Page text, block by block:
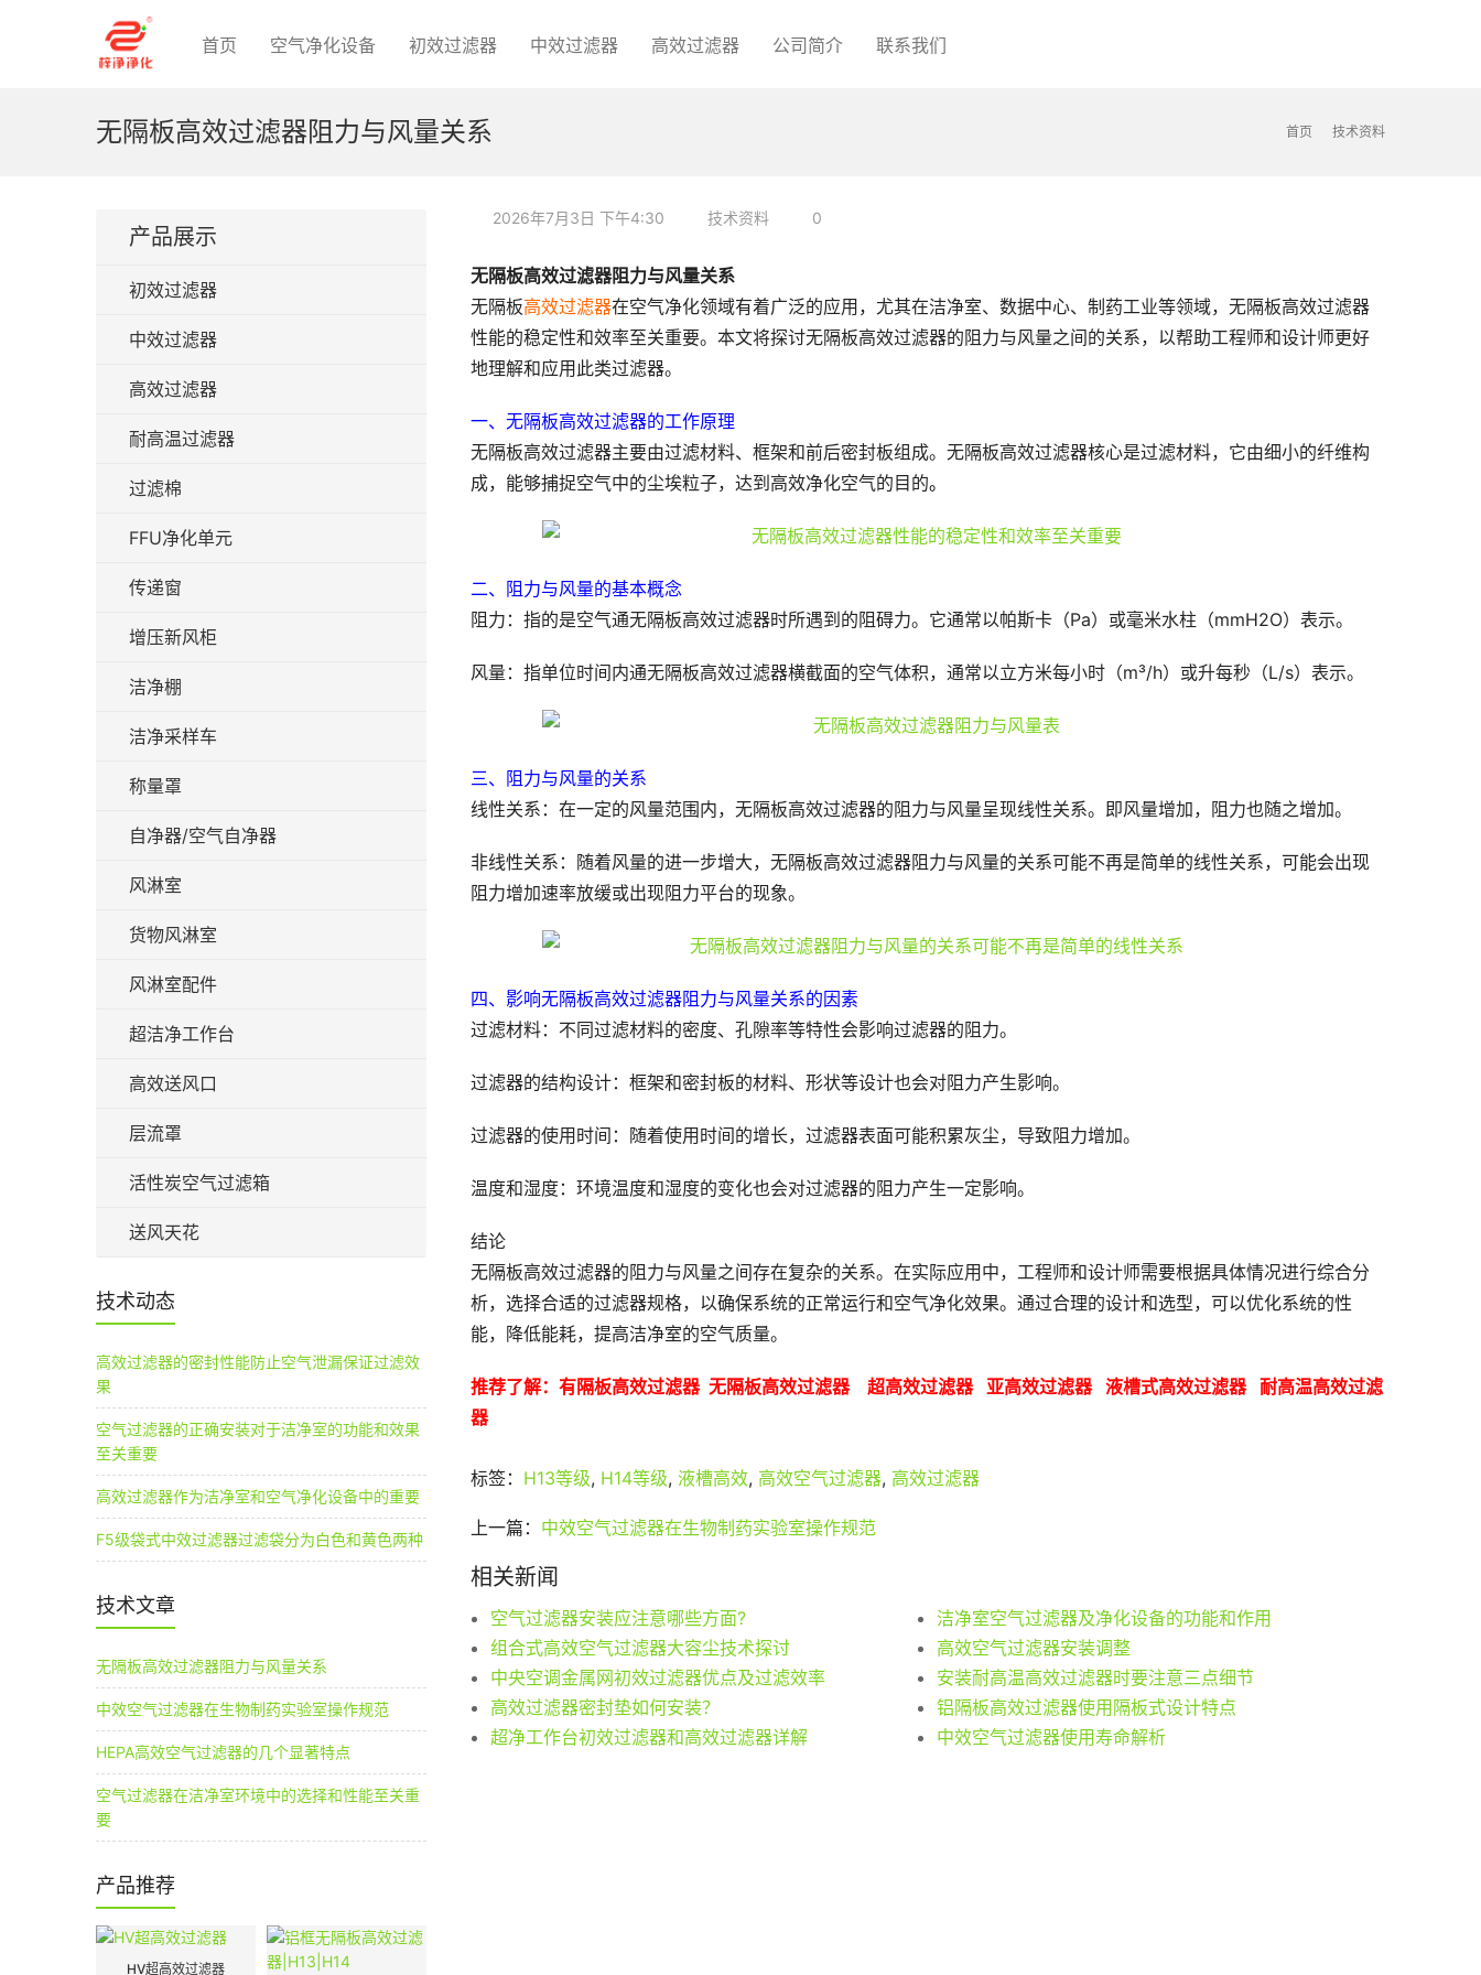
首页 空气净化设备 初效过滤器 中效过滤器 高效过滤器 公司简介 联系我们
首页 技术资料
无隔板高效过滤器阻力与风量关系
2026年7月3日 下午4:30 技术资料 0
无隔板高效过滤器阻力与风量关系
无隔板高效过滤器在空气净化领域有着广泛的应用，尤其在洁净室、数据中心、制药工业等领域，无隔板高效过滤器
性能的稳定性和效率至关重要。本文将探讨无隔板高效过滤器的阻力与风量之间的关系，以帮助工程师和设计师更好
地理解和应用此类过滤器。
一、无隔板高效过滤器的工作原理
无隔板高效过滤器主要由过滤材料、框架和前后密封板组成。无隔板高效过滤器核心是过滤材料，它由细小的纤维构
成，能够捕捉空气中的尘埃粒子，达到高效净化空气的目的。
二、阻力与风量的基本概念
阻力：指的是空气通无隔板高效过滤器时所遇到的阻碍力。它通常以帕斯卡（Pa）或毫米水柱（mmH2O）表示。
风量：指单位时间内通无隔板高效过滤器横截面的空气体积，通常以立方米每小时（m³/h）或升每秒（L/s）表示。
三、阻力与风量的关系
线性关系：在一定的风量范围内，无隔板高效过滤器的阻力与风量呈现线性关系。即风量增加，阻力也随之增加。
非线性关系：随着风量的进一步增大，无隔板高效过滤器阻力与风量的关系可能不再是简单的线性关系，可能会出现
阻力增加速率放缓或出现阻力平台的现象。
四、影响无隔板高效过滤器阻力与风量关系的因素
过滤材料：不同过滤材料的密度、孔隙率等特性会影响过滤器的阻力。
过滤器的结构设计：框架和密封板的材料、形状等设计也会对阻力产生影响。
过滤器的使用时间：随着使用时间的增长，过滤器表面可能积累灰尘，导致阻力增加。
温度和湿度：环境温度和湿度的变化也会对过滤器的阻力产生一定影响。
结论
无隔板高效过滤器的阻力与风量之间存在复杂的关系。在实际应用中，工程师和设计师需要根据具体情况进行综合分
析，选择合适的过滤器规格，以确保系统的正常运行和空气净化效果。通过合理的设计和选型，可以优化系统的性
能，降低能耗，提高洁净室的空气质量。
推荐了解：有隔板高效过滤器 无隔板高效过滤器 超高效过滤器 亚高效过滤器 液槽式高效过滤器 耐高温高效过滤
器
标签： H13等级, H14等级, 液槽高效, 高效空气过滤器, 高效过滤器
上一篇： 中效空气过滤器在生物制药实验室操作规范
相关新闻
空气过滤器安装应注意哪些方面?
洁净室空气过滤器及净化设备的功能和作用
组合式高效空气过滤器大容尘技术探讨
高效空气过滤器安装调整
中央空调金属网初效过滤器优点及过滤效率
安装耐高温高效过滤器时要注意三点细节
高效过滤器密封垫如何安装？
铝隔板高效过滤器使用隔板式设计特点
超净工作台初效过滤器和高效过滤器详解
中效空气过滤器使用寿命解析
产品展示
初效过滤器
中效过滤器
高效过滤器
耐高温过滤器
过滤棉
FFU净化单元
传递窗
增压新风柜
洁净棚
洁净采样车
称量罩
自净器/空气自净器
风淋室
货物风淋室
风淋室配件
超洁净工作台
高效送风口
层流罩
活性炭空气过滤箱
送风天花
技术动态
高效过滤器的密封性能防止空气泄漏保证过滤效
果
空气过滤器的正确安装对于洁净室的功能和效果
至关重要
高效过滤器作为洁净室和空气净化设备中的重要
F5级袋式中效过滤器过滤袋分为白色和黄色两种
技术文章
无隔板高效过滤器阻力与风量关系
中效空气过滤器在生物制药实验室操作规范
HEPA高效空气过滤器的几个显著特点
空气过滤器在洁净室环境中的选择和性能至关重
要
产品推荐
HV超高效过滤器